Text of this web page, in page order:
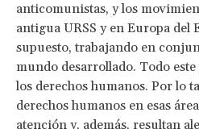
anticomunistas, y los
antigua URSS y en Europa del
supuesto, trabajando en
mundo desarrollado. Todo
los derechos humanos. Por lo
derechos humanos en esas
atención y, además, resultan